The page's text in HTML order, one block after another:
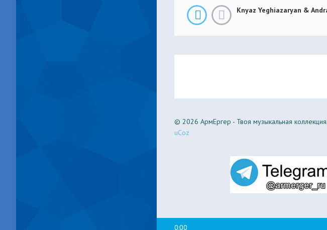
Knyaz Yeghiazaryan &
© 2026 АрмЕргер - Твоя музыкальная коллекция.
uCoz
0:00